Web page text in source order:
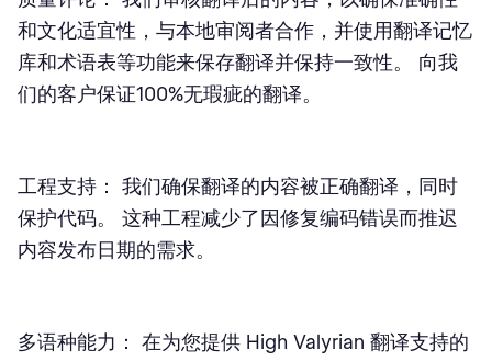
和文化适宜性，与本地审阅者合作，并使用翻译记忆
库和术语表等功能来保存翻译并保持一致性。 向我
们的客户保证100%无瑕疵的翻译。
工程支持：
我们确保翻译的内容被正确翻译，同时
保护代码。 这种工程减少了因修复编码错误而推迟
内容发布日期的需求。
多语种能力： 在为您提供 High Valyrian 翻译支持的